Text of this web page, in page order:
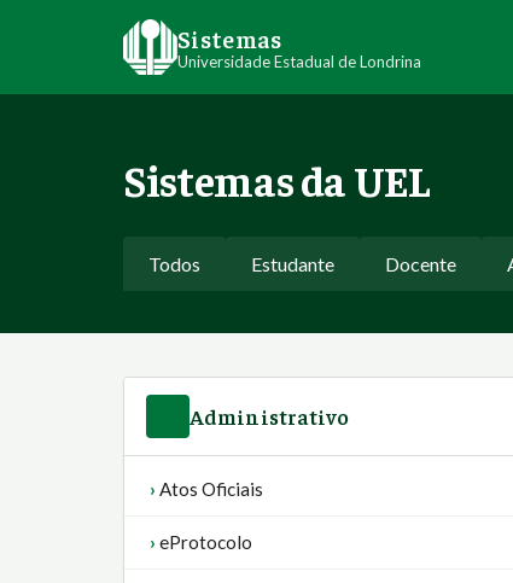
Sistemas
Universidade Estadual de Londrina
Sistemas da UEL
Todos Estudante Docente
Administrativo
Atos Oficiais
eProtocolo